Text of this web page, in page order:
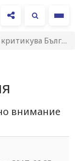
България
внимание